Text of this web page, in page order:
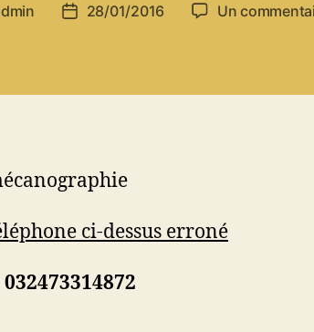
Date28/01/2016 Un
ci-dessus erroné